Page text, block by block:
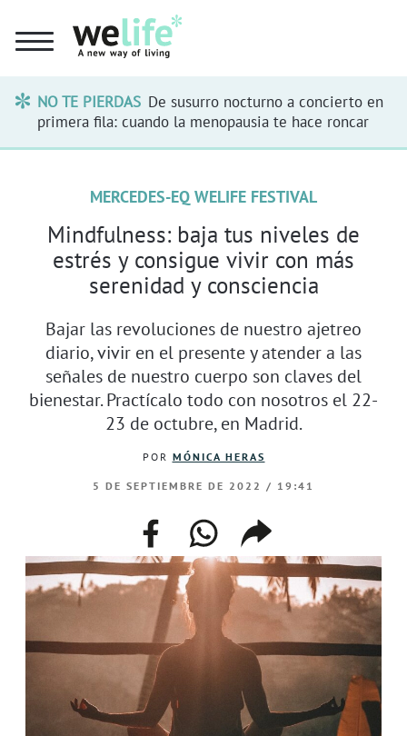
NO TE PIERDAS De susurro nocturno a concierto en
primera fila: cuando la menopausia te hace roncar
MERCEDES-EQ WELIFE FESTIVAL
Mindfulness: baja tus niveles de
estrés y consigue vivir con más
serenidad y consciencia
Bajar las revoluciones de nuestro ajetreo
diario, vivir en el presente y atender a las
señales de nuestro cuerpo son claves del
bienestar. Practícalo todo con nosotros el 22-
23 de octubre, en Madrid.
POR MÓNICA HERAS
5 DE SEPTIEMBRE DE 2022 / 19:41
facebookwhatsappcompartir
enlace